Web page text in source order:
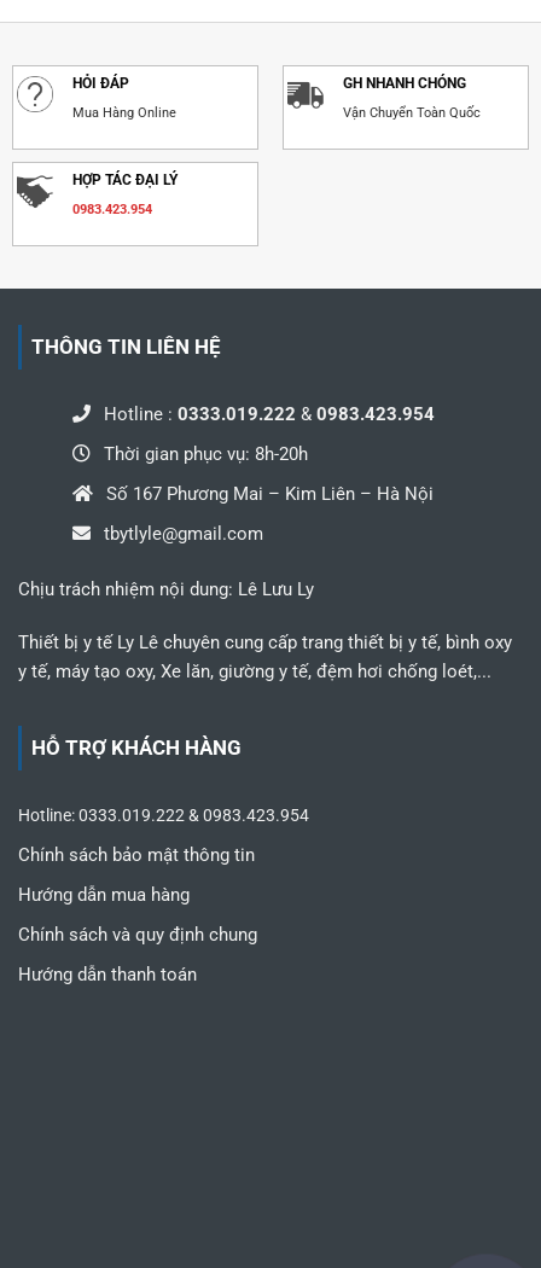
HỎI ĐÁP
Mua Hàng Online
GH NHANH CHÓNG
Vận Chuyển Toàn Quốc
HỢP TÁC ĐẠI LÝ
0983.423.954
THÔNG TIN LIÊN HỆ
Hotline : 0333.019.222 & 0983.423.954
Thời gian phục vụ: 8h-20h
Số 167 Phương Mai – Kim Liên – Hà Nội
tbytlyle@gmail.com
Chịu trách nhiệm nội dung: Lê Lưu Ly
Thiết bị y tế Ly Lê chuyên cung cấp trang thiết bị y tế, bình oxy
y tế, máy tạo oxy, Xe lăn, giường y tế, đệm hơi chống loét,...
HỖ TRỢ KHÁCH HÀNG
Hotline: 0333.019.222 & 0983.423.954
Chính sách bảo mật thông tin
Hướng dẫn mua hàng
Chính sách và quy định chung
Hướng dẫn thanh toán